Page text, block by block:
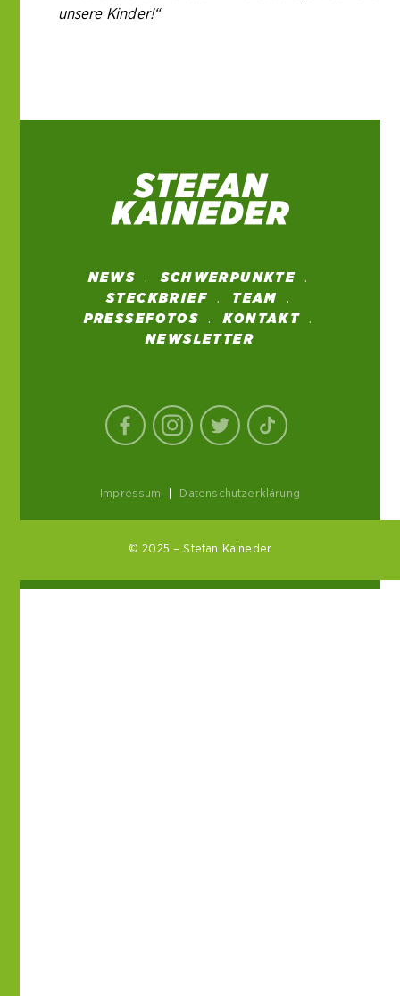
unsere Kinder!“
NEWS
SCHWERPUNKTE
STECKBRIEF
TEAM
PRESSEFOTOS
KONTAKT
NEWSLETTER
Impressum Datenschutzerklärung
© 2025 – Stefan Kaineder